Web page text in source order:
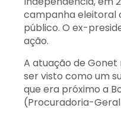
campanha eleitoral
público. O ex-
ação.
A atuação de Gonet
ser visto como um
que era próximo a
(Procuradoria-